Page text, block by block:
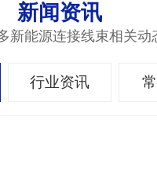
新闻资讯
新能源连接线束相关动
行业资讯